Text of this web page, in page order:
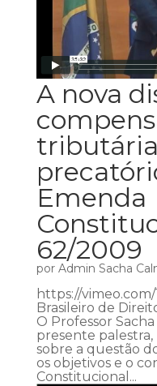
A nova
Emenda
62/2009
por Admin Sacha
https://vimeo.com/
Brasileiro de
O Professor
presente
sobre a questão
os objetivos e o
Constitucional...